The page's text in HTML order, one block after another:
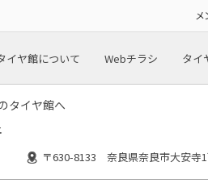
メ
イヤ館について Webチラシ タイ
タイヤ館へ
〒630-8133 奈良県奈良市大安寺